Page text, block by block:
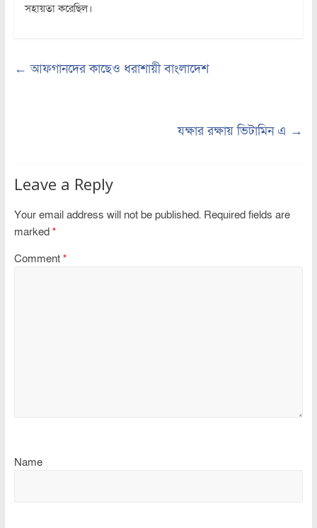
সহায়তা করেছিল।
← আফগানদের কাছেও ধরাশায়ী বাংলাদেশ
যক্ষার রক্ষায় ভিটামিন এ →
Leave a Reply
Your email address will not be published. Required fields are
marked *
Comment *
Name